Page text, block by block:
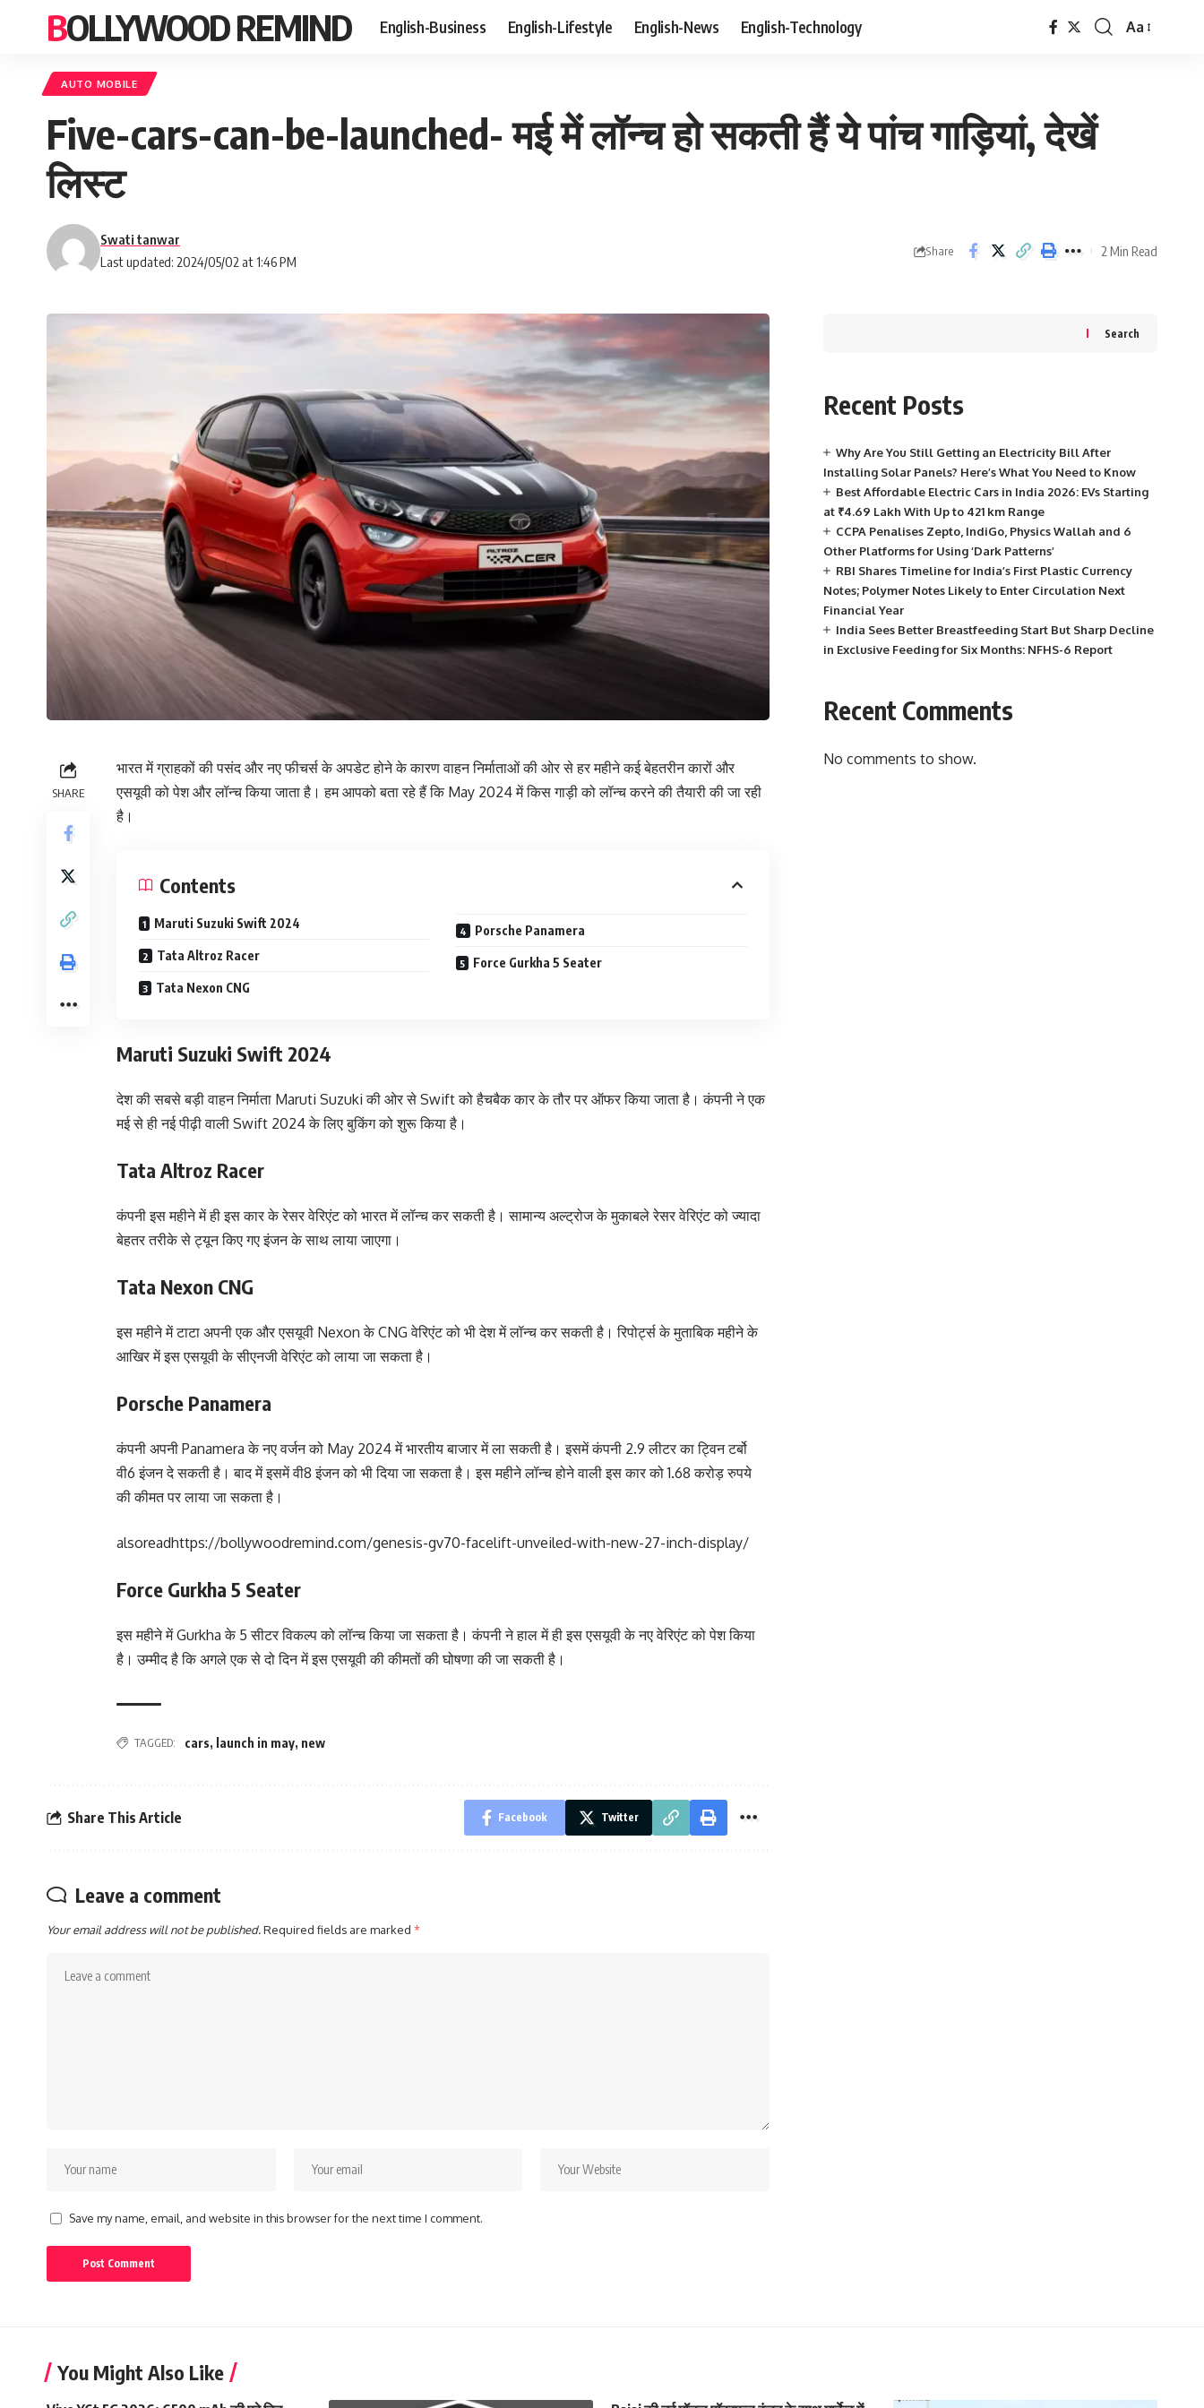
BOLLYWOOD REMIND English-Business English-Lifestyle English-News English-Technology
Font
Aa
AUTO MOBILE
Five-cars-can-be-launched- मई में लॉन्‍च हो सकती हैं ये पांच गाड़ियां, देखें
लिस्‍ट
Last updated: 2024/05/02 at 1:46 PM
Swati tanwar
Share 2 Min Read
SHARE
भारत में ग्राहकों की पसंद और नए फीचर्स के अपडेट होने के कारण वाहन निर्माताओं की ओर से हर महीने कई बेहतरीन कारों और
एसयूवी को पेश और लॉन्‍च किया जाता है। हम आपको बता रहे हैं कि May 2024 में किस गाड़ी को लॉन्‍च करने की तैयारी की जा रही
है।
Contents
Maruti Suzuki Swift 2024
Tata Altroz Racer
Tata Nexon CNG
Porsche Panamera
Force Gurkha 5 Seater
Maruti Suzuki Swift 2024
देश की सबसे बड़ी वाहन निर्माता Maruti Suzuki की ओर से Swift को हैचबैक कार के तौर पर ऑफर किया जाता है। कंपनी ने एक
मई से ही नई पीढ़ी वाली Swift 2024 के लिए बुकिंग को शुरू किया है।
Tata Altroz Racer
कंपनी इस महीने में ही इस कार के रेसर वेरिएंट को भारत में लॉन्‍च कर सकती है। सामान्‍य अल्‍ट्रोज के मुकाबले रेसर वेरिएंट को ज्‍यादा
बेहतर तरीके से ट्यून किए गए इंजन के साथ लाया जाएगा।
Tata Nexon CNG
इस महीने में टाटा अपनी एक और एसयूवी Nexon के CNG वेरिएंट को भी देश में लॉन्‍च कर सकती है। रिपोर्ट्स के मुताबिक महीने के
आखिर में इस एसयूवी के सीएनजी वेरिएंट को लाया जा सकता है।
Porsche Panamera
कंपनी अपनी Panamera के नए वर्जन को May 2024 में भारतीय बाजार में ला सकती है। इसमें कंपनी 2.9 लीटर का ट्विन टर्बो
वी6 इंजन दे सकती है। बाद में इसमें वी8 इंजन को भी दिया जा सकता है। इस महीने लॉन्‍च होने वाली इस कार को 1.68 करोड़ रुपये
की कीमत पर लाया जा सकता है।
alsoreadhttps://bollywoodremind.com/genesis-gv70-facelift-unveiled-with-new-27-inch-display/
Force Gurkha 5 Seater
इस महीने में Gurkha के 5 सीटर विकल्‍प को लॉन्‍च किया जा सकता है। कंपनी ने हाल में ही इस एसयूवी के नए वेरिएंट को पेश किया
है। उम्‍मीद है कि अगले एक से दो दिन में इस एसयूवी की कीमतों की घोषणा की जा सकती है।
TAGGED: cars, launch in may, new
Share This Article Facebook Twitter
Leave a comment
Your email address will not be published.Required fields are marked *
Save my name, email, and website in this browser for the next time I comment.
Search
Recent Posts
Why Are You Still Getting an Electricity Bill After
Installing Solar Panels? Here’s What You Need to Know
Best Affordable Electric Cars in India 2026: EVs Starting
at ₹4.69 Lakh With Up to 421 km Range
CCPA Penalises Zepto, IndiGo, Physics Wallah and 6
Other Platforms for Using ‘Dark Patterns’
RBI Shares Timeline for India’s First Plastic Currency
Notes; Polymer Notes Likely to Enter Circulation Next
Financial Year
India Sees Better Breastfeeding Start But Sharp Decline
in Exclusive Feeding for Six Months: NFHS-6 Report
Recent Comments
No comments to show.
You Might Also Like